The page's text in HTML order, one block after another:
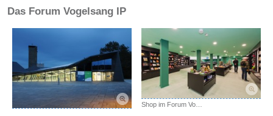
Das Forum Vogelsang IP